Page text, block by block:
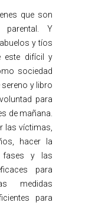
que son
Y
y tíos
este difícil y
sociedad
y libro
para
de mañana.
las víctimas,
hacer la
fases y las
para
medidas
para